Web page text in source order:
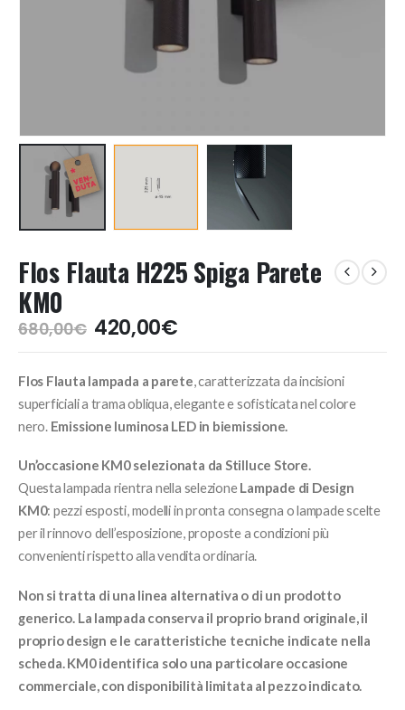
Flos Flauta H225 Spiga Parete
KM0
680,00€ Il
prezzo
era:
680,00€.
420,00€Il
prezzo
è:
420,00€.
Flos Flauta lampada a parete, caratterizzata da incisioni
superficiali a trama obliqua, elegante e sofisticata nel colore
nero.Emissione luminosa LED in biemissione.
Un’occasione KM0 selezionata da Stilluce Store.
Questa lampada rientra nella selezioneLampade di Design
KM0: pezzi esposti, modelli in pronta consegna o lampade scelte
per il rinnovo dell’esposizione, proposte a condizioni più
convenienti rispetto alla vendita ordinaria.
Non si tratta di una linea alternativa o di un prodotto
generico. La lampada conserva il proprio brand originale, il
proprio design e le caratteristiche tecniche indicate nella
scheda. KM0 identifica solo una particolare occasione
commerciale, con disponibilità limitata al pezzo indicato.